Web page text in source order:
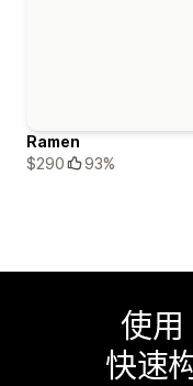
Ramen
$290
93%
使用
快速